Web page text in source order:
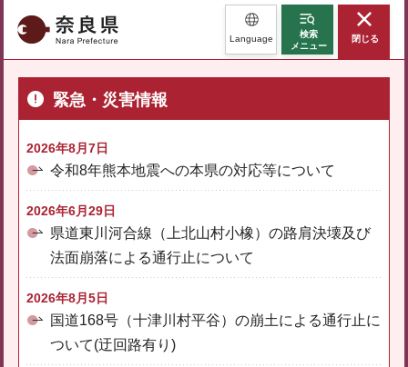
奈良県 Language
検索
メニュー
閉じる
緊急・災害情報
2026年8月7日
令和8年熊本地震への本県の対応等について
2026年6月29日
県道東川河合線（上北山村小橡）の路肩決壊及び
法面崩落による通行止について
2026年8月5日
国道168号（十津川村平谷）の崩土による通行止に
ついて(迂回路有り)